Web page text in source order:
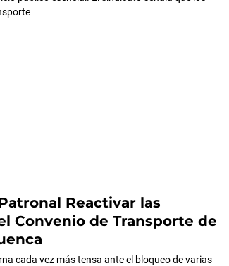
Reactivar las
Convenio de Transporte de
cada vez más tensa ante el bloqueo de varias